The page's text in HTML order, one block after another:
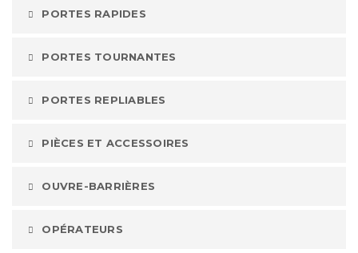
PORTES RAPIDES
PORTES TOURNANTES
PORTES REPLIABLES
PIÈCES ET ACCESSOIRES
OUVRE-BARRIÈRES
OPÉRATEURS